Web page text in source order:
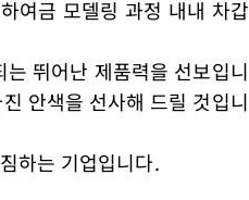
여금 모델링 과정 내내 차갑
뛰어난 제품력을 선보입니
안색을 선사해 드릴 것입니
하는 기업입니다.